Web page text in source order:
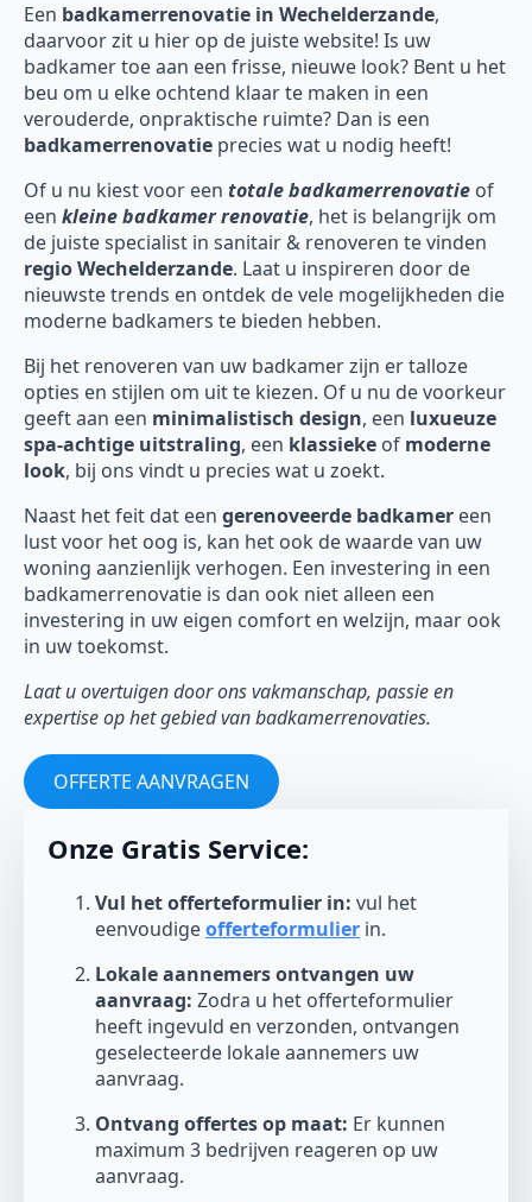
Een badkamerrenovatie in Wechelderzande,
daarvoor zit u hier op de juiste website! Is uw
badkamer toe aan een frisse, nieuwe look? Bent u het
beu om u elke ochtend klaar te maken in een
verouderde, onpraktische ruimte? Dan is een
badkamerrenovatie precies wat u nodig heeft!
Of u nu kiest voor een totale badkamerrenovatie of
een kleine badkamer renovatie, het is belangrijk om
de juiste specialist in sanitair & renoveren te vinden
regio Wechelderzande. Laat u inspireren door de
nieuwste trends en ontdek de vele mogelijkheden die
moderne badkamers te bieden hebben.
Bij het renoveren van uw badkamer zijn er talloze
opties en stijlen om uit te kiezen. Of u nu de voorkeur
geeft aan een minimalistisch design, een luxueuze
spa-achtige uitstraling, een klassieke of moderne
look, bij ons vindt u precies wat u zoekt.
Naast het feit dat een gerenoveerde badkamer een
lust voor het oog is, kan het ook de waarde van uw
woning aanzienlijk verhogen. Een investering in een
badkamerrenovatie is dan ook niet alleen een
investering in uw eigen comfort en welzijn, maar ook
in uw toekomst.
Laat u overtuigen door ons vakmanschap, passie en
expertise op het gebied van badkamerrenovaties.
OFFERTE AANVRAGEN
Onze Gratis Service:
Vul het offerteformulier in: vul het
eenvoudigeofferteformulier in.
Lokale aannemers ontvangen uw
aanvraag: Zodra u het offerteformulier
heeft ingevuld en verzonden, ontvangen
geselecteerde lokale aannemers uw
aanvraag.
Ontvang offertes op maat: Er kunnen
maximum 3 bedrijven reageren op uw
aanvraag.